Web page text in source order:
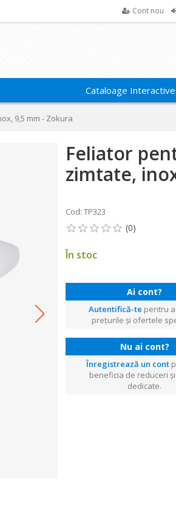
Cont nou
Cataloage Interactive
9,5 mm - Zokura
Feliator
zimtate,
Cod: TP323
În stoc
Ai cont?
Autentifică-te pentru
prețurile și ofertele
Nu ai cont?
Înregistrează un cont
beneficia de reduceri
dedicate.